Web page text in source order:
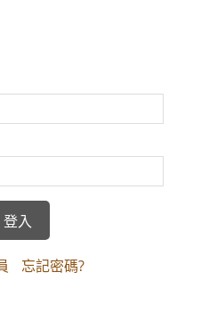
忘記密碼?